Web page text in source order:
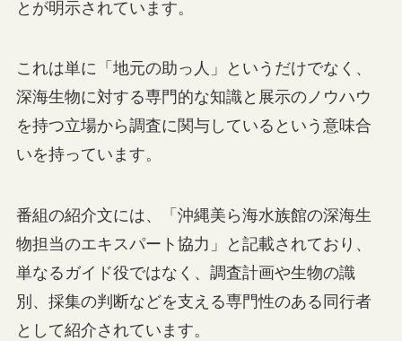
とが明示されています。
これは単に「地元の助っ人」というだけでなく、
深海生物に対する専門的な知識と展示のノウハウ
を持つ立場から調査に関与しているという意味合
いを持っています。
番組の紹介文には、「沖縄美ら海水族館の深海生
物担当のエキスパート協力」と記載されており、
単なるガイド役ではなく、調査計画や生物の識
別、採集の判断などを支える専門性のある同行者
として紹介されています。